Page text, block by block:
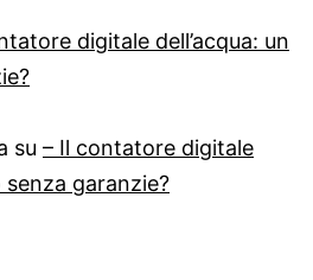
digitale dell’acqua: un
su – Il contatore digitale
senza garanzie?